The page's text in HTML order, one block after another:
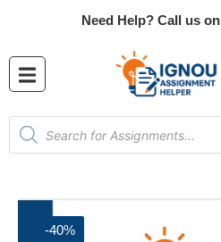
Need Help? Call us on
-40%